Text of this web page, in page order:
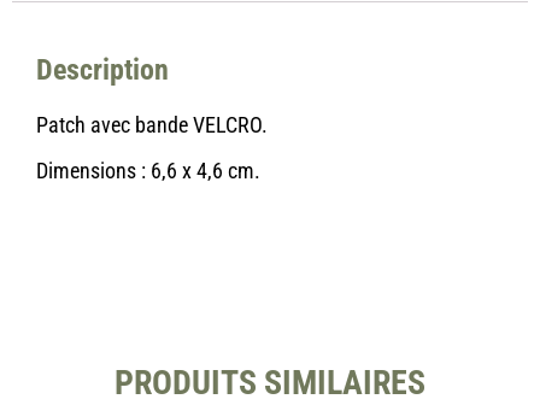
Description
Patch avec bande VELCRO.
Dimensions : 6,6 x 4,6 cm.
PRODUITS SIMILAIRES